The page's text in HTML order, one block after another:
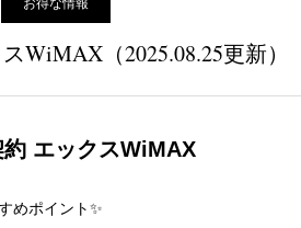
お得な情報
WiMAX（2025.08.25更新）
エックスWiMAX
めポイント✨